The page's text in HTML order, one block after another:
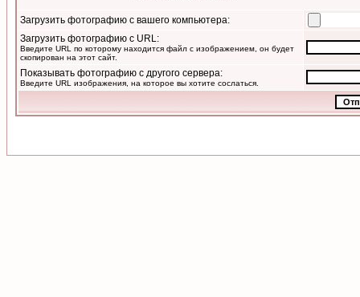
Загрузить фотографию с вашего компьютера:
Загрузить фотографию с URL:
Введите URL по которому находится файл с изображением, он будет
скопирован на этот сайт.
Показывать фотографию с другого сервера:
Введите URL изображения, на которое вы хотите сослаться.